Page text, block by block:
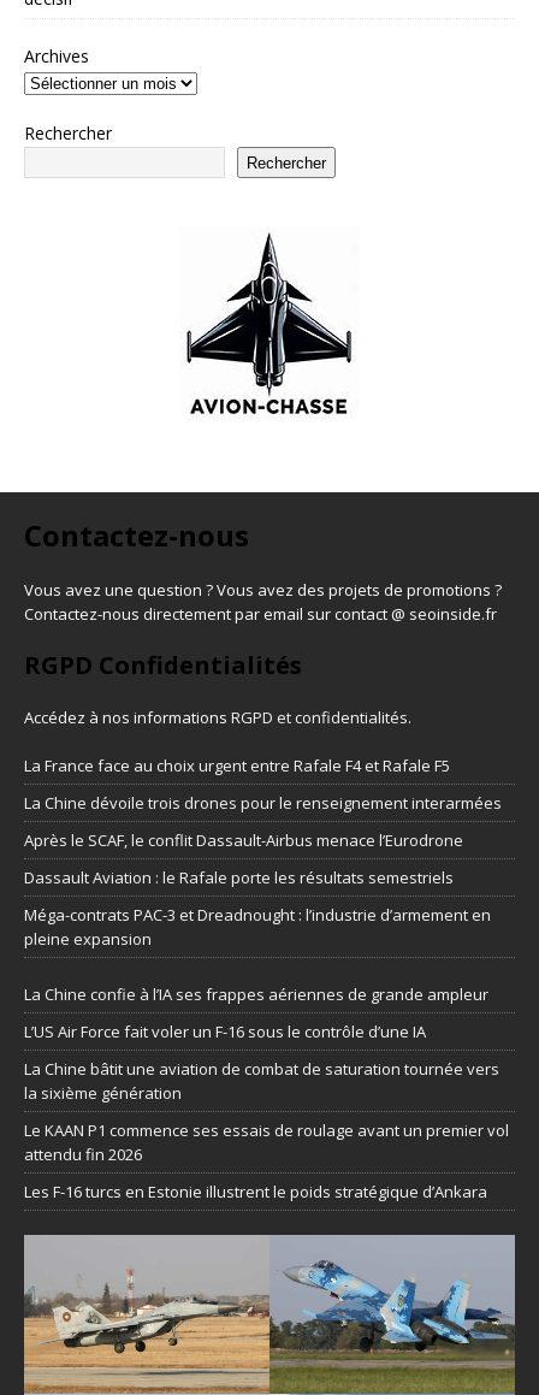
Archives
Rechercher
Rechercher
Contactez-nous
Vous avez une question ? Vous avez des projets de promotions ?
Contactez-nous directement par email sur contact @ seoinside.fr
RGPD Confidentialités
Accédez à nos informations RGPD et confidentialités.
La France face au choix urgent entre Rafale F4 et Rafale F5
La Chine dévoile trois drones pour le renseignement interarmées
Après le SCAF, le conflit Dassault-Airbus menace l’Eurodrone
Dassault Aviation : le Rafale porte les résultats semestriels
Méga-contrats PAC-3 et Dreadnought : l’industrie d’armement en
pleine expansion
La Chine confie à l’IA ses frappes aériennes de grande ampleur
L’US Air Force fait voler un F-16 sous le contrôle d’une IA
La Chine bâtit une aviation de combat de saturation tournée vers
la sixième génération
Le KAAN P1 commence ses essais de roulage avant un premier vol
attendu fin 2026
Les F-16 turcs en Estonie illustrent le poids stratégique d’Ankara